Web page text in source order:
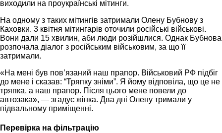
виходили на проукраїнські мітинги.
На одному з таких мітингів затримали Олену Бубнову з
Каховки. 3 квітня мітингарів оточили російські військові.
Вони дали 15 хвилин, аби люди розійшлися. Однак Бубнова
розпочала діалог з російським військовим, за що її
затримали.
«На мені був пов’язаний наш прапор. Військовий РФ підбіг
до мене і сказав: “Тряпку зніми”. Я йому відповіла, що це не
тряпка, а наш прапор. Після цього мене повели до
автозака», — згадує жінка. Два дні Олену тримали у
підвальному приміщенні.
Перевірка на фільтрацію